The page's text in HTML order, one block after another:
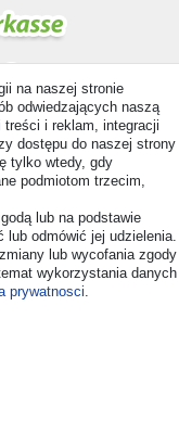
- All rights
see article detail
na naszej stronie
odwiedzających naszą
i reklam, integracji
dostępu do naszej strony
tylko wtedy, gdy
podmiotom trzecim,
lub na podstawie
lub odmówić jej udzielenia.
lub wycofania zgody
wykorzystania danych
prywatnosci.
Kontakt